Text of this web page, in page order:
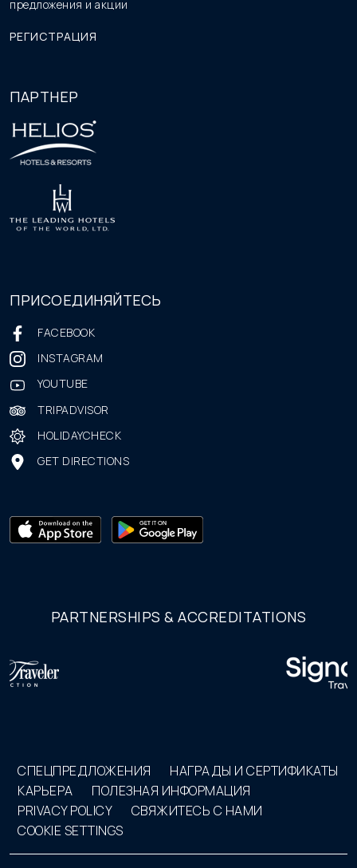
предложения и акции
РЕГИСТРАЦИЯ
ПАРТНЕР
ПРИСОЕДИНЯЙТЕСЬ
FACEBOOK
INSTAGRAM
YOUTUBE
TRIPADVISOR
HOLIDAYCHECK
GET DIRECTIONS
PARTNERSHIPS & ACCREDITATIONS
СПЕЦПРЕДЛОЖЕНИЯ
НАГРАДЫ И СЕРТИФИКАТЫ
КАРЬЕРА
ПОЛЕЗНАЯ ИНФОРМАЦИЯ
PRIVACY POLICY
СВЯЖИТЕСЬ С НАМИ
COOKIE SETTINGS